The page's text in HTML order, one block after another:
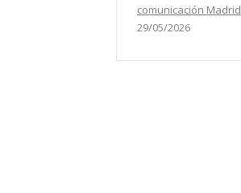
comunicación Madrid
29/05/2026